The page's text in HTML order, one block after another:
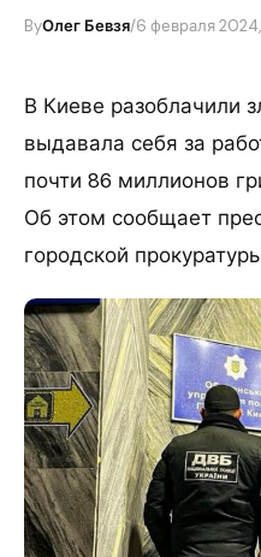
ByОлег Бевзя/6 февраля
В Киеве разоблачили
выдавала себя за
почти 86 миллионов
Об этом сообщает
городской